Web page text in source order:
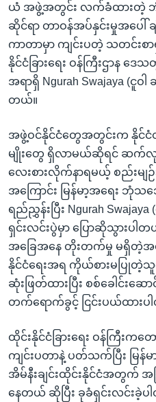
ယံ အဖွဲ့အတွင်း လက်ခံထားတဲ့
ဆိုင်ရာ တာဝန်အပ်နှင်းမှုအပေါ်
ကာတာမှာ ကျင်းပတဲ့ သတင်းစာ
နိုင်ငံခြားရေး ဝန်ကြီးဌာန
အရာရှိ Ngurah Swajaya (ငူဝါ
တယ်။
အဖွဲ့ဝင်နိုင်ငံတွေအတွင်းက နိုင်ငံ
မျိုးတွေ ရှိလာမယ်ဆိုရင် ဆက်
လေးစားလိုက်နာရမယ့် စည်းမျ
အကြောင်း မြန်မာ့အရေး ဘုံ
ရည်ညွှန်းပြီး Ngurah
ရှင်းလင်းပွဲမှာ ပြောဆိုသွားပါတ
အခြေအနေ တိုးတက်မှု မရှိတဲ့
နိုင်ငံရေးအရ ကိုယ်စားမပြု
ဆုံးဖြတ်ထားပြီး စစ်ခေါင်း
တက်ရောက်ခွင့် ငြင်းပယ်ထားပ
ထိုင်းနိုင်ငံခြားရေး ဝန်ကြီး
ကျင်းပတာနဲ့ ပတ်သက်ပြီး မြန်
အိမ်နီးချင်းထိုင်းနိုင်ငံအတွက်
နေတယ် ဆိုပြီး ခုခံရှင်းလင်းခဲ့